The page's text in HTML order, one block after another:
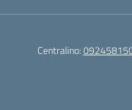
Centralino: